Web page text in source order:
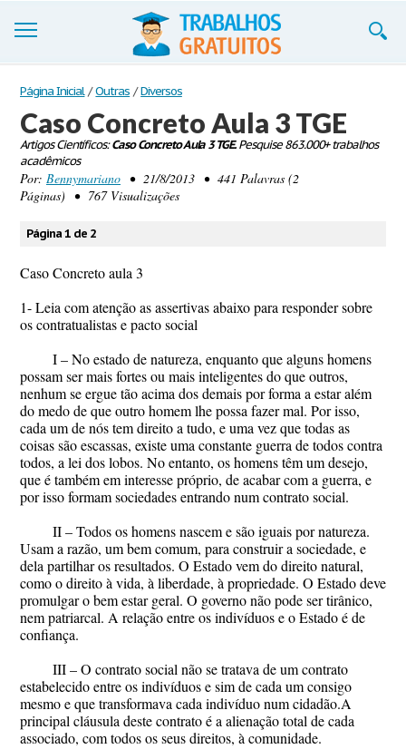
Trabalhos
Cadastre-se
Entre
Blog
Contate-nos
Página Inicial / Outras / Diversos
Caso Concreto Aula 3 TGE
Artigos Científicos:Caso Concreto Aula 3 TGE.Pesquise 863.000+ trabalhos
acadêmicos
Por: Bennymariano • 21/8/2013 • 441 Palavras (2
Páginas) • 767 Visualizações
Página 1 de 2
Caso Concreto aula 3
1- Leia com atenção as assertivas abaixo para responder sobre
os contratualistas e pacto social
I – No estado de natureza, enquanto que alguns homens
possam ser mais fortes ou mais inteligentes do que outros,
nenhum se ergue tão acima dos demais por forma a estar além
do medo de que outro homem lhe possa fazer mal. Por isso,
cada um de nós tem direito a tudo, e uma vez que todas as
coisas são escassas, existe uma constante guerra de todos contra
todos, a lei dos lobos. No entanto, os homens têm um desejo,
que é também em interesse próprio, de acabar com a guerra, e
por isso formam sociedades entrando num contrato social.
II – Todos os homens nascem e são iguais por natureza.
Usam a razão, um bem comum, para construir a sociedade, e
dela partilhar os resultados. O Estado vem do direito natural,
como o direito à vida, à liberdade, à propriedade. O Estado deve
promulgar o bem estar geral. O governo não pode ser tirânico,
nem patriarcal. A relação entre os indivíduos e o Estado é de
confiança.
III – O contrato social não se tratava de um contrato
estabelecido entre os indivíduos e sim de cada um consigo
mesmo e que transformava cada indivíduo num cidadão.A
principal cláusula deste contrato é a alienação total de cada
associado, com todos os seus direitos, à comunidade.